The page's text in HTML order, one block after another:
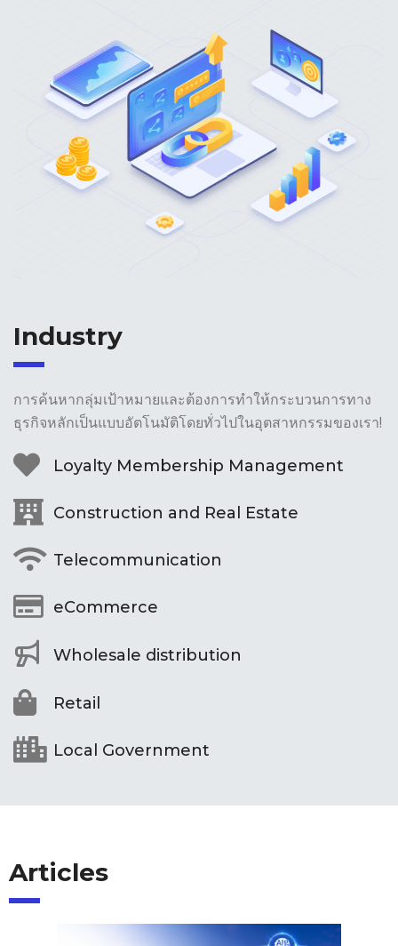
Industry​
การค้นหากลุ่มเป้าหมายและต้องการทำให้กระบวนการทาง
ธุรกิจหลักเป็นแบบอัตโนมัติโดยทั่วไปในอุตสาหกรรมของเรา!
Loyalty Membership Management
Construction and Real Estate
Telecommunication
eCommerce
Wholesale distribution
Retail
Local Government
Articles